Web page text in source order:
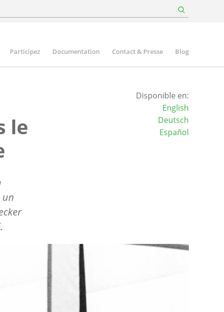
Participez Documentation Contact & Presse Blog
le
un
Disponible en:
English
Deutsch
Español